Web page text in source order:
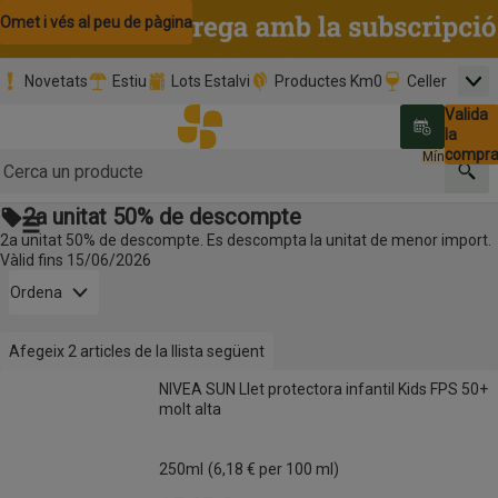
Omet i vés al contingut
Omet i vés a la cerca
Omet i vés al peu de pàgina
Novetats Estiu Lots Estalvi Productes Km0 Celler
Promoció clients nous Tria data
Valida
la
compra
0,00 €
Mínim:
Botó del menú principal
2a unitat 50% de descompte
2a unitat 50% de descompte. Es descompta la unitat de menor import.
Vàlid fins 15/06/2026
Ordena
Afegeix 2 articles de la llista següent
Informació:
Afegeix 2 articles de la llista següent
Productes en oferta
NIVEA SUN Llet protectora infantil Kids FPS 50+ molt alta
NIVEA SUN Llet protectora infantil Kids FPS 50+
molt alta
250ml (6,18 € per 100 ml)